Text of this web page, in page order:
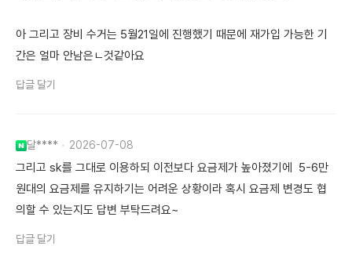
아 그리고 장비 수거는 5월21일에 진행했기 때문에 재가입 가능한 기
간은 얼마 안남은ㄴ것같아요
답글 달기
달**** 2026-07-08
그리고 sk를 그대로 이용하되 이전보다 요금제가 높아졌기에 5-6만
원대의 요금제를 유지하기는 어려운 상황이라 혹시 요금제 변경도 협
의할 수 있는지도 답변 부탁드려요~
답글 달기